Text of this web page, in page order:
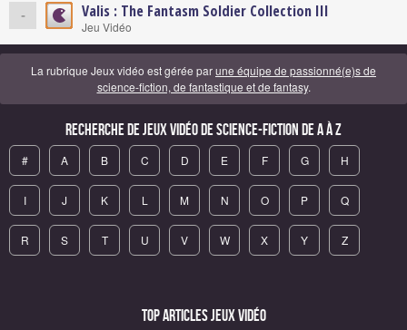
-
Valis : The Fantasm Soldier Collection III
Jeu Vidéo
La rubrique Jeux vidéo est gérée parune équipe de passionné(e)s de
science-fiction, de fantastique et de fantasy.
Recherche de Jeux vidéo de science-fiction de A à Z
# A B C D E F G H
I J K L M N O P Q
R S T U V W X Y Z
Top articles Jeux vidéo